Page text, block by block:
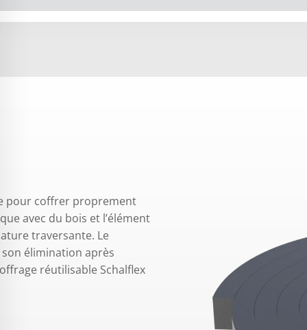
pour coffrer proprement
avec du bois et l’élément
traversante. Le
élimination après
réutilisable Schalflex